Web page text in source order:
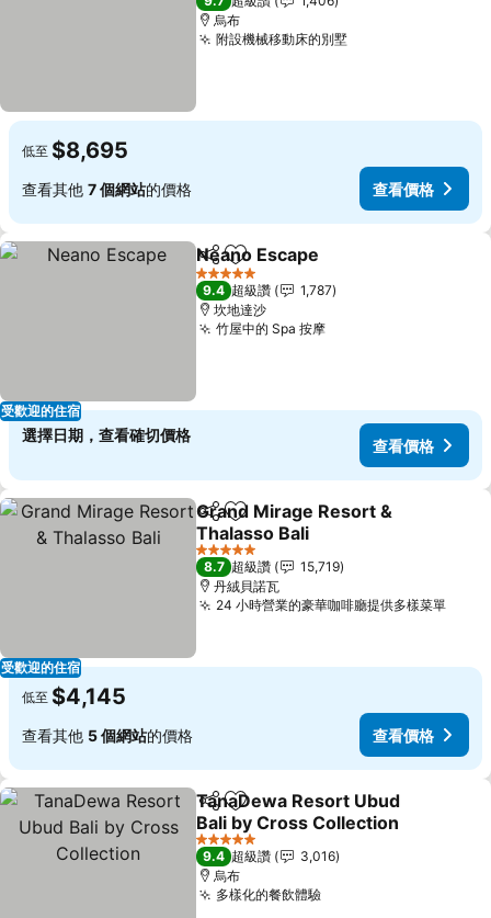
烏布
附設機械移動床的別墅查看價格
低至 $8,695
查看其他 7 個網站的價格 查看價格
受歡迎的住宿
分享 加入我的最愛
Neano Escape
5 星級
9.4 超級讚
1,787
坎地達沙
竹屋中的 Spa 按摩查看價格
選擇日期，查看確切價格
查看價格
受歡迎的住宿
分享 加入我的最愛
Grand Mirage Resort &
Thalasso Bali
查看價格
5 星級
8.7 超級讚
15,719
丹絨貝諾瓦
24 小時營業的豪華咖啡廳提供多樣菜單查看
低至 $4,145
查看其他 5 個網站的價格 查看價格
分享 加入我的最愛
TanaDewa Resort Ubud
Bali by Cross Collection
查看價格
5 星級
9.4 超級讚
3,016
烏布
多樣化的餐飲體驗查看價格